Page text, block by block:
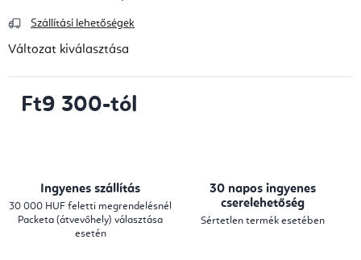
Szállítási lehetőségek
Változat kiválasztása
Ft9 300-tól
Ingyenes szállítás
30 000 HUF feletti megrendelésnél
Packeta (átvevőhely) választása
esetén
30 napos ingyenes
cserelehetőség
Sértetlen termék esetében